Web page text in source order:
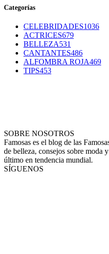
Categorías
CELEBRIDADES1036
ACTRICES679
BELLEZA531
CANTANTES486
ALFOMBRA ROJA469
TIPS453
SOBRE NOSOTROS
Famosas es el blog de las
de belleza, consejos sobre moda
último en tendencia mundial.
SÍGUENOS